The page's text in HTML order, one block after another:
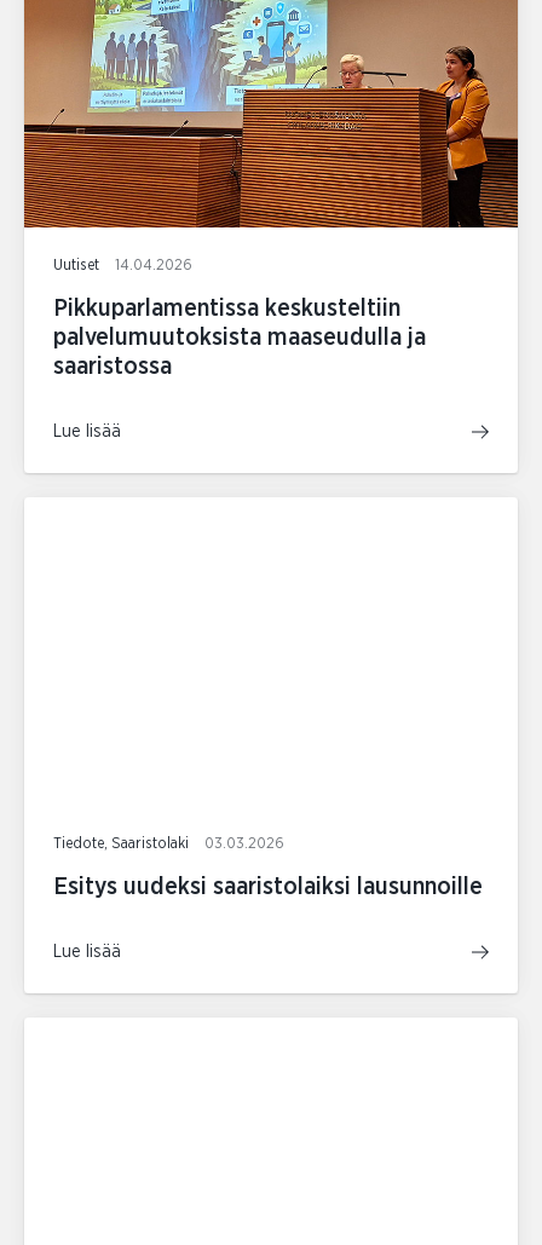
Uutiset 14.04.2026
Pikkuparlamentissa keskusteltiin
palvelumuutoksista maaseudulla ja
saaristossa
Lue lisää
Tiedote, Saaristolaki 03.03.2026
Esitys uudeksi saaristolaiksi lausunnoille
Lue lisää